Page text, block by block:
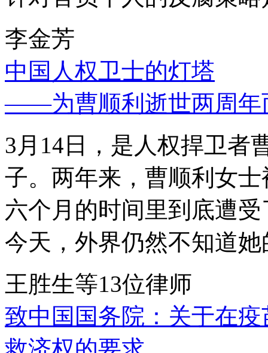
李金芳
中国人权卫士的灯塔
——为曹顺利逝世两周年
3月14日，是人权捍卫者
子。两年来，曹顺利女
六个月的时间里到底遭
今天，外界仍然不知道
王胜生等13位律师
致中国国务院：关于在